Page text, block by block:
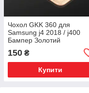
Чохол GKK 360 для
Samsung j4 2018 / j400
Бампер Золотий
150 ₴
Купити